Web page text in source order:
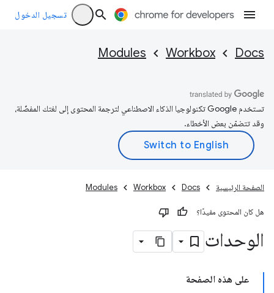
تسجيل الدخول
Docs
Workbox
Modules
تستخدم Google تكنولوجيا الذكاء الاصطناعي لترجمة المحتوى إلى لغتك المفضّلة،
وقد تتضمّن بعض الأخطاء.
الصفحة الرئيسية Docs
Workbox
Modules
هل كان المحتوى مفيدًا؟
الوحدات
على هذه الصفحة